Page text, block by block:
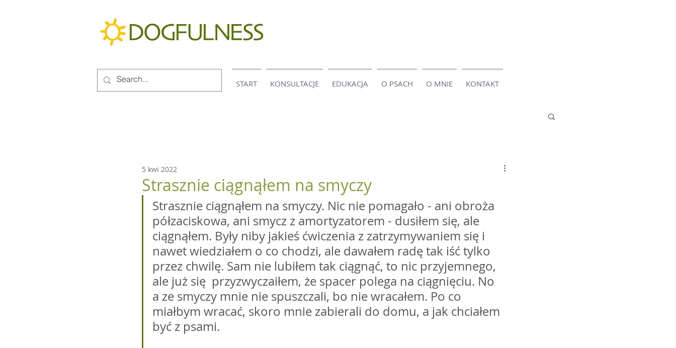
START KONSULTACJE EDUKACJA O PSACH O MNIE KONTAKT
Strasznie ciągnąłem na smyczy
5 kwi 2022
Strasznie ciągnąłem na smyczy. Nic nie pomagało - ani obroża
półzaciskowa, ani smycz z amortyzatorem - dusiłem się, ale
ciągnąłem. Były niby jakieś ćwiczenia z zatrzymywaniem się i
nawet wiedziałem o co chodzi, ale dawałem radę tak iść tylko
przez chwilę. Sam nie lubiłem tak ciągnąć, to nic przyjemnego,
ale już się  przyzwyczaiłem, że spacer polega na ciągnięciu. No
a ze smyczy mnie nie spuszczali, bo nie wracałem. Po co
miałbym wracać, skoro mnie zabierali do domu, a jak chciałem
być z psami.